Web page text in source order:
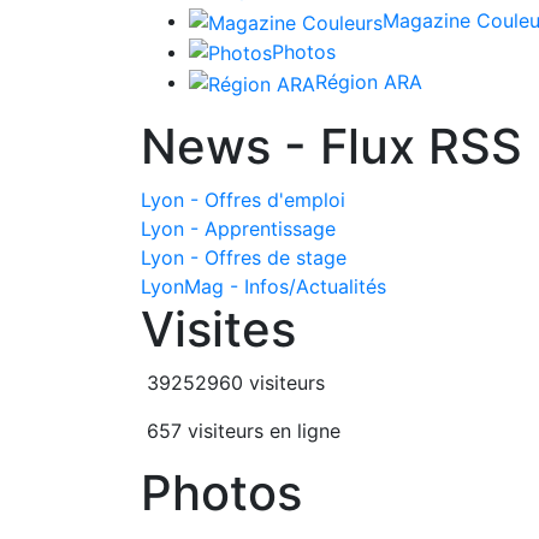
Magazine
Photos
Région ARA
News - Flux RSS
Lyon - Offres d'emploi
Lyon - Apprentissage
Lyon - Offres de stage
LyonMag - Infos/Actualités
Visites
39252960 visiteurs
657 visiteurs en ligne
Photos